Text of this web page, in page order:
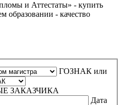
и Аттестаты» - купить
образовании - качество
ГОЗНАК или
ЗАКАЗЧИКА
Дата